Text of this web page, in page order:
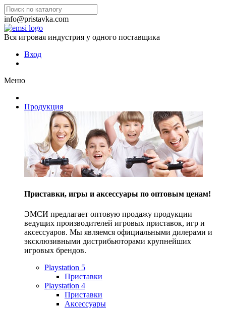
info@pristavka.com
Вся игровая индустрия у одного поставщика
Вход
Меню
Продукция
Приставки, игры и аксессуары по оптовым ценам!
ЭМСИ предлагает оптовую продажу продукции
ведущих производителей игровых приставок, игр и
аксессуаров. Мы являемся официальными дилерами и
эксклюзивными дистрибьюторами крупнейших
игровых брендов.
Playstation 5
Приставки
Playstation 4
Приставки
Аксессуары